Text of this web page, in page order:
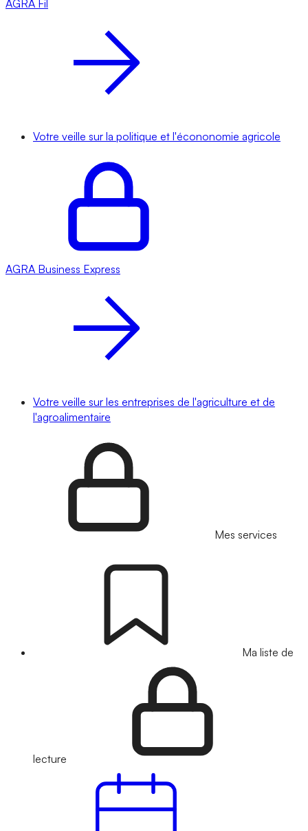
AGRA Fil
Votre veille sur la politique et l'écononomie agricole
AGRA Business Express
Votre veille sur les entreprises de l'agriculture et de
l'agroalimentaire
Mes services
Ma liste de
lecture